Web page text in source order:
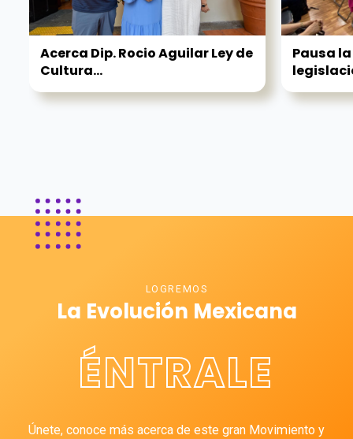
Acerca Dip. Rocio Aguilar Ley de
Cultura...
Pausa
LOGREMOS
La Evolución Mexicana
ÉNTRALE
Únete, conoce más acerca de este gran Movimiento y